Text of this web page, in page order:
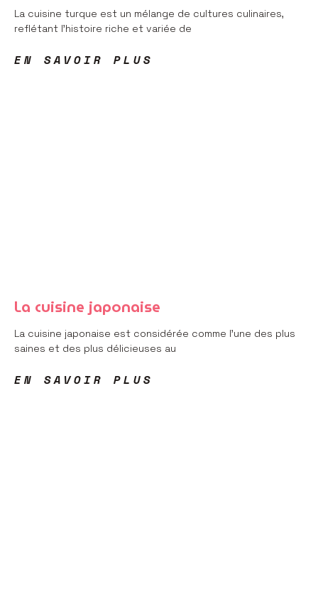
La cuisine turque est un mélange de cultures culinaires,
reflétant l’histoire riche et variée de
EN SAVOIR PLUS
La cuisine japonaise
La cuisine japonaise est considérée comme l’une des plus
saines et des plus délicieuses au
EN SAVOIR PLUS